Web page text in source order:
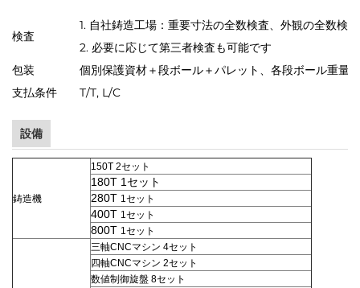
検査
1. 自社鋳造工場：重要寸法の全数検査、外観の全数検査
2. 必要に応じて第三者検査も可能です
包装
個別保護資材＋段ボール＋パレット、各段ボール重量
支払条件
T/T, L/C
設備
鋳造機
150T 2セット
180T 1セット
280T 1セット
400T 1セット
800T 1セット
三軸CNCマシン 4セット
四軸CNCマシン 2セット
数値制御旋盤 8セット